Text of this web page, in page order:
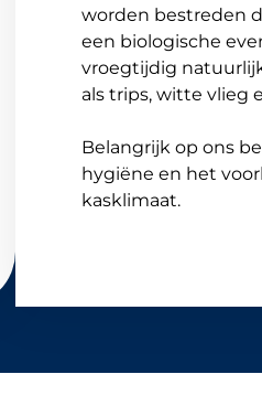
worden bestreden
een biologische
vroegtijdig
als trips, witte vlieg
Belangrijk op ons
hygiëne en het
kasklimaat.